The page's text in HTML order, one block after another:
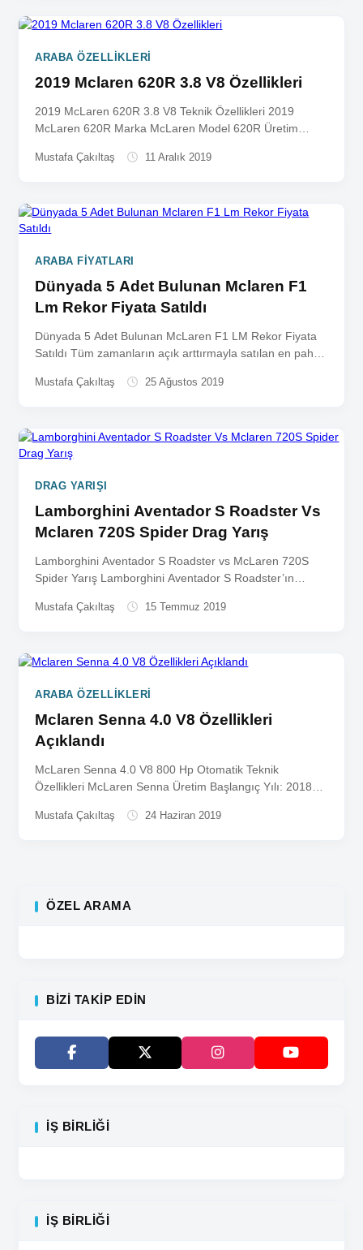
ARABA ÖZELLIKLERI
2019 Mclaren 620R 3.8 V8 Özellikleri
2019 McLaren 620R 3.8 V8 Teknik Özellikleri 2019
McLaren 620R Marka McLaren Model 620R Üretim
Mustafa Çakıltaş 11 Aralık 2019
ARABA FIYATLARI
Dünyada 5 Adet Bulunan Mclaren F1
Lm Rekor Fiyata Satıldı
Dünyada 5 Adet Bulunan McLaren F1 LM Rekor Fiyata
Satıldı Tüm zamanların açık arttırmayla satılan en pahalı
Mustafa Çakıltaş 25 Ağustos 2019
DRAG YARIŞI
Lamborghini Aventador S Roadster Vs
Mclaren 720S Spider Drag Yarış
Lamborghini Aventador S Roadster vs McLaren 720S
Spider Yarış Lamborghini Aventador S Roadster’ın
Mustafa Çakıltaş 15 Temmuz 2019
ARABA ÖZELLIKLERI
Mclaren Senna 4.0 V8 Özellikleri
Açıklandı
McLaren Senna 4.0 V8 800 Hp Otomatik Teknik
Özellikleri McLaren Senna Üretim Başlangıç Yılı: 2018
Mustafa Çakıltaş 24 Haziran 2019
ÖZEL ARAMA
BIZI TAKIP EDIN
İŞ BIRLIĞI
İŞ BIRLIĞI